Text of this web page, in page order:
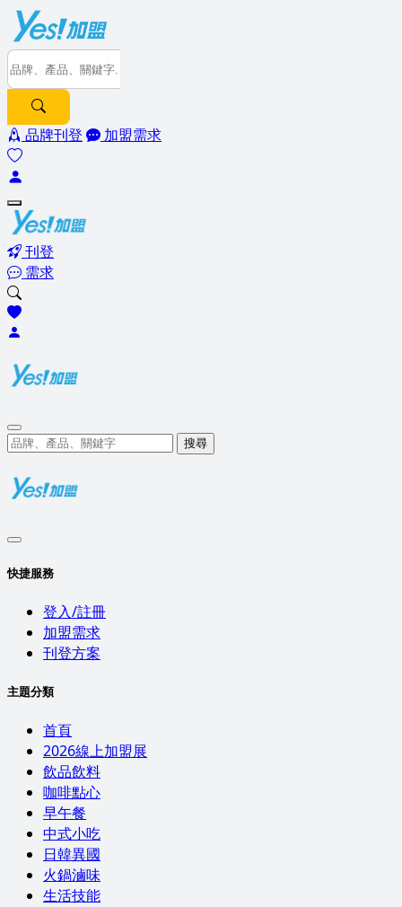
品牌刊登 加盟需求
刊登
需求
搜尋
快捷服務
登入/註冊
加盟需求
刊登方案
主題分類
首頁
2026線上加盟展
飲品飲料
咖啡點心
早午餐
中式小吃
日韓異國
火鍋滷味
生活技能